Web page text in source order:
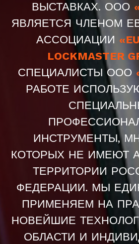
ВЫСТАВКАХ. ООО
ЯВЛЯЕТСЯ ЧЛЕНОМ
АССОЦИАЦИИ
LOCKMASTER
СПЕЦИАЛИСТЫ ООО
РАБОТЕ
ИНСТРУМЕНТЫ,
КОТОРЫХ НЕ ИМЕЮТ
ТЕРРИТОРИИ
ФЕДЕРАЦИИ. МЫ
ПРИМЕНЯЕМ НА
НОВЕЙШИЕ
ОБЛАСТИ И